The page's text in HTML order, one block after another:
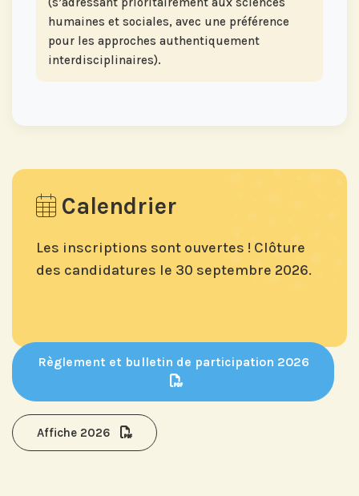
humaines et sociales, avec une préférence
pour les approches authentiquement
interdisciplinaires).
Calendrier
Les inscriptions sont ouvertes ! Clôture
des candidatures le 30 septembre 2026.
Règlement et bulletin de participation 2026
Affiche 2026